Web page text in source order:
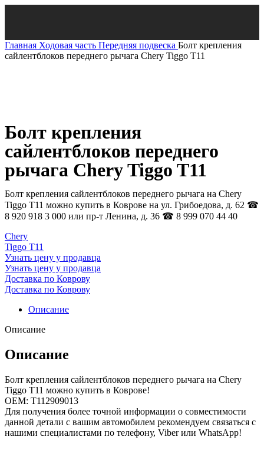
Главная Ходовая часть Передняя подвеска Болт крепления
сайлентблоков переднего рычага Chery Tiggo T11
Болт крепления
сайлентблоков переднего
рычага Chery Tiggo T11
Болт крепления сайлентблоков переднего рычага на Chery
Tiggo T11 можно купить в Коврове на ул. Грибоедова, д. 62 ☎
8 920 918 3 000 или пр-т Ленина, д. 36 ☎ 8 999 070 44 40
Chery
Tiggo T11
Узнать цену у продавца
Узнать цену у продавца
Доставка по Коврову
Доставка по Коврову
Описание
Описание
Описание
Болт крепления сайлентблоков переднего рычага на Chery
Tiggo T11 можно купить в Коврове!
OEM: T112909013
Для получения более точной информации о совместимости
данной детали с вашим автомобилем рекомендуем связаться с
нашими специалистами по телефону, Viber или WhatsApp!